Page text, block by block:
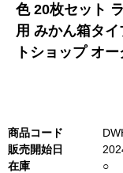
色 20枚セット
用 みかん箱タ
トショップ オ
商品コード
販売開始日
在庫
○